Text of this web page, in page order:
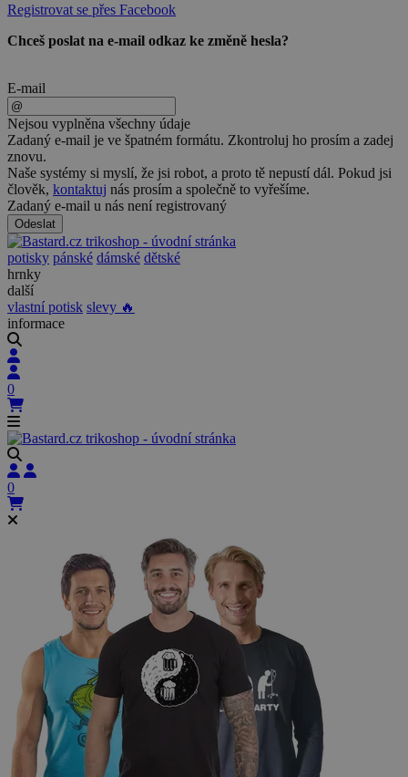
Registrovat se přes Facebook
Chceš poslat na e-mail odkaz ke změně hesla?
E-mail
Nejsou vyplněna všechny údaje
Zadaný e-mail je ve špatném formátu. Zkontroluj ho prosím a zadej
znovu.
Naše systémy si myslí, že jsi robot, a proto tě nepustí dál. Pokud jsi
člověk, kontaktuj nás prosím a společně to vyřešíme.
Zadaný e-mail u nás není registrovaný
Odeslat
potisky pánské dámské dětské
hrnky
další
vlastní potisk slevy 🔥
informace
0
0